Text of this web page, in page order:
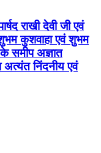
राखी देवी जी एवं
कुशवाहा एवं शुभम
समीप अज्ञात
अत्यंत निंदनीय एवं